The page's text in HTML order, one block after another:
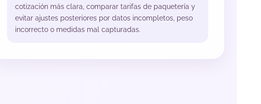
cotización más clara, comparar tarifas de paquetería y
evitar ajustes posteriores por datos incompletos, peso
incorrecto o medidas mal capturadas.